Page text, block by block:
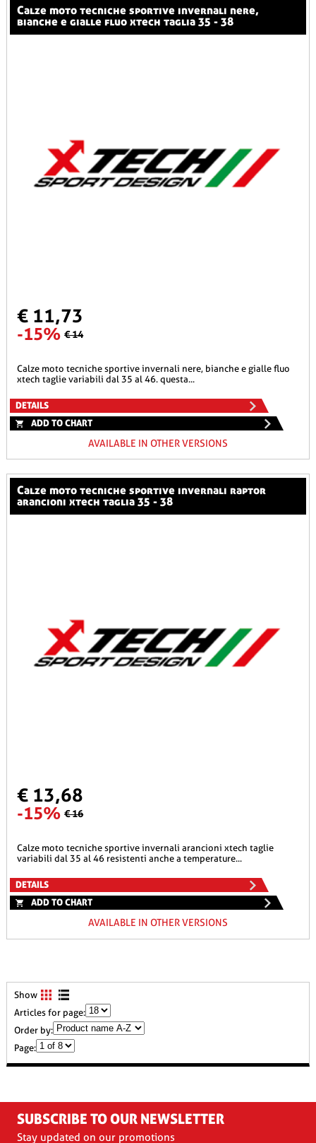
calze moto tecniche sportive invernali nere,
bianche e gialle fluo xtech taglia 35 - 38
€ 11,73
-15% € 14
calze moto tecniche sportive invernali nere, bianche e gialle fluo
xtech taglie variabili dal 35 al 46. questa...
DETAILS
ADD TO CHART
AVAILABLE IN OTHER VERSIONS
calze moto tecniche sportive invernali raptor
arancioni xtech taglia 35 - 38
€ 13,68
-15% € 16
calze moto tecniche sportive invernali arancioni xtech taglie
variabili dal 35 al 46 resistenti anche a temperature...
DETAILS
ADD TO CHART
AVAILABLE IN OTHER VERSIONS
Show
Articles for page:
Order by:
Page:
SUBSCRIBE TO OUR NEWSLETTER
Stay updated on our promotions